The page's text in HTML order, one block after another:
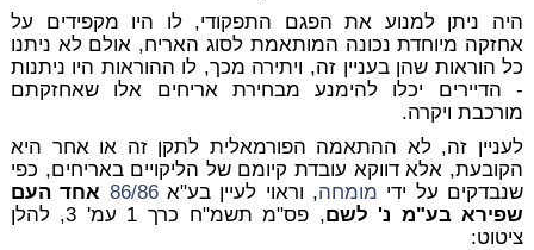
היה ניתן למנוע את הפגם התפקודי, לו היו מקפידים על
אחזקה מיוחדת נכונה המותאמת לסוג האריח, אולם לא ניתנו
כל הוראות שהן בעניין זה, ויתירה מכך, לו ההוראות היו ניתנות
- הדיירים יכלו להימנע מבחירת אריחים אלו שאחזקתם
מורכבת ויקרה.
לעניין זה, לא ההתאמה הפורמאלית לתקן זה או אחר היא
הקובעת, אלא דווקא עובדת קיומם של הליקויים באריחים, כפי
שנבדקים על ידי מומחה, וראוי לעיין בע"א86/86 אחד העם
שפירא בע"מ נ' לשם
, פס"מ תשמ"ח כרך 1 עמ' 3, להלן
ציטוט: